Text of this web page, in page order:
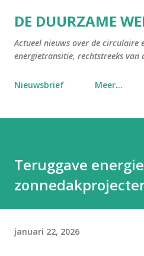
Doorgaan naar
DE DUURZAME
Actueel nieuws over de circulaire
energietransitie, rechtstreeks van
Nieuwsbrief Meer…
Teruggave
januari 22, 2026